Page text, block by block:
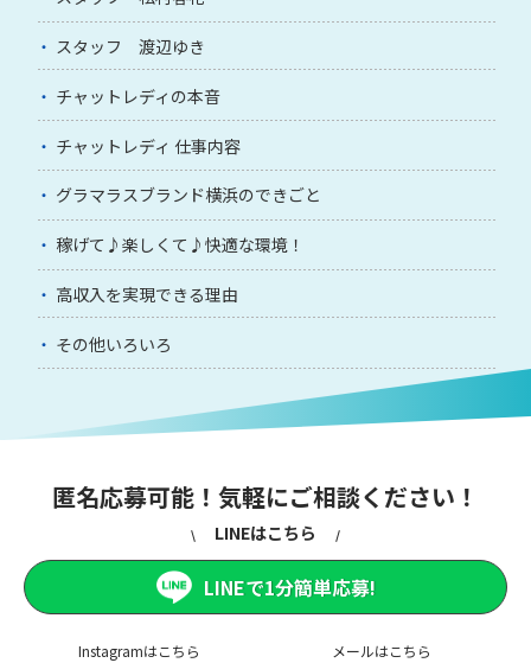
スタッフ 渡辺ゆき
チャットレディの本音
チャットレディ 仕事内容
グラマラスブランド横浜のできごと
稼げて♪楽しくて♪快適な環境！
高収入を実現できる理由
その他いろいろ
匿名応募可能！気軽にご相談ください！
Instagramはこちら メールはこちら
LINEはこちら
LINEで1分簡単応募!